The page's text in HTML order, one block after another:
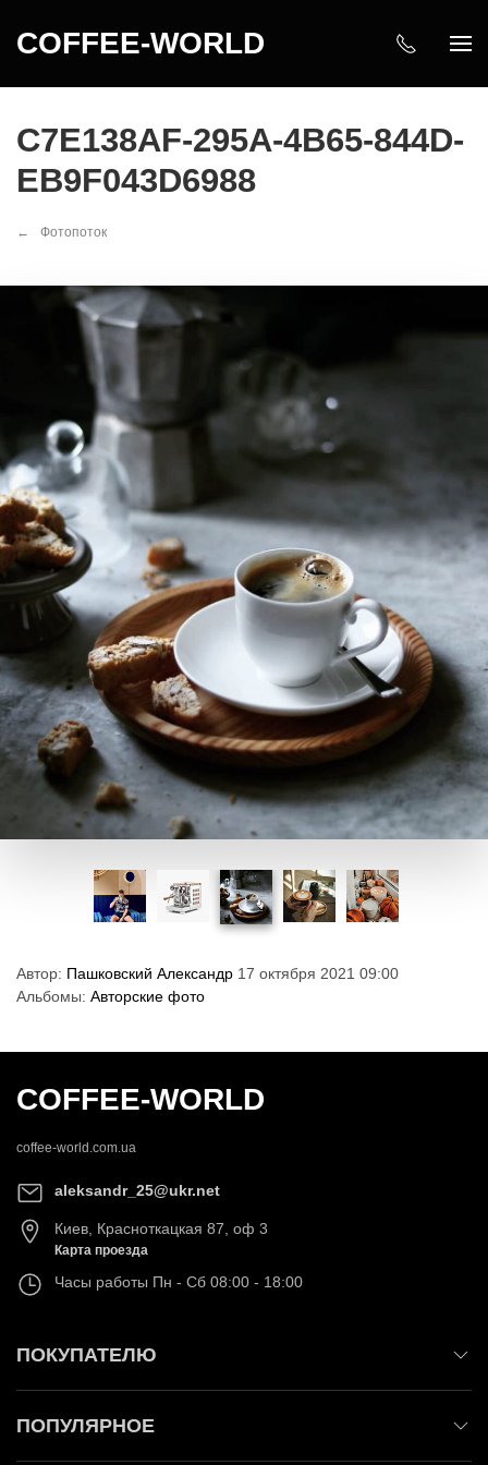
COFFEE-WORLD
C7E138AF-295A-4B65-844D-
EB9F043D6988
Фотопоток
Автор: Пашковский Александр 17 октября 2021 09:00
Альбомы: Авторские фото
COFFEE-WORLD
coffee-world.com.ua
aleksandr_25@ukr.net
Киев Красноткацкая 87, оф 3
Карта проезда
Часы работы Пн - Сб 08:00 - 18:00
ПОКУПАТЕЛЮ
ПОПУЛЯРНОЕ